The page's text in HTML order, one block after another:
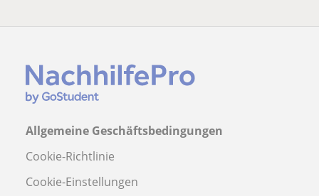
Allgemeine Geschäftsbedingungen
Cookie-Richtlinie
Cookie-Einstellungen